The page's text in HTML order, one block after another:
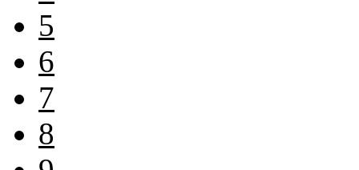
5
6
7
8